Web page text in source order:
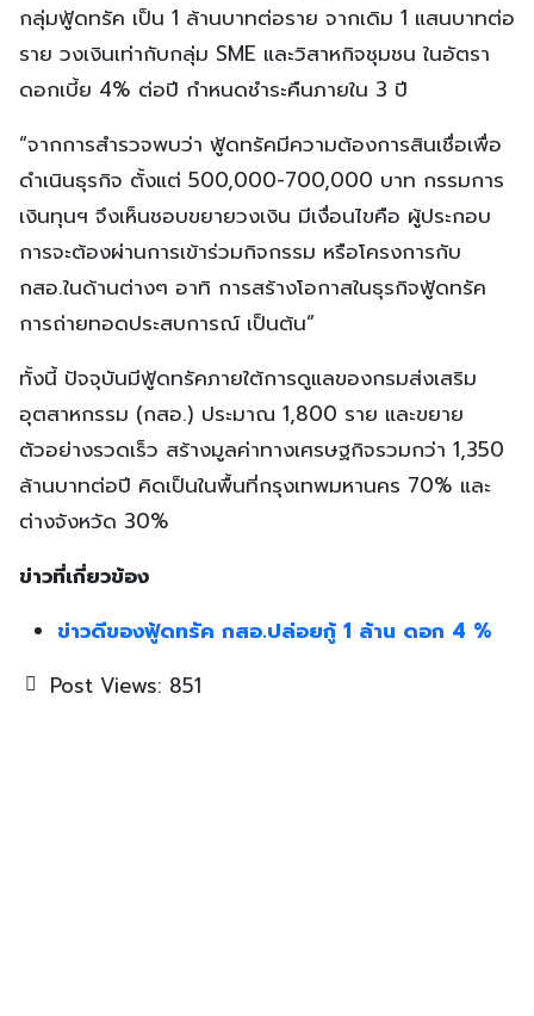
กลุ่มฟู้ดทรัค เป็น 1 ล้านบาทต่อราย จากเดิม 1 แสนบาทต่อ
ราย วงเงินเท่ากับกลุ่ม SME และวิสาหกิจชุมชน ในอัตรา
ดอกเบี้ย 4% ต่อปี กำหนดชำระคืนภายใน 3 ปี
“จากการสำรวจพบว่า ฟู้ดทรัคมีความต้องการสินเชื่อเพื่อ
ดำเนินธุรกิจ ตั้งแต่ 500,000-700,000 บาท กรรมการ
เงินทุนฯ จึงเห็นชอบขยายวงเงิน มีเงื่อนไขคือ ผู้ประกอบ
การจะต้องผ่านการเข้าร่วมกิจกรรม หรือโครงการกับ
กสอ.ในด้านต่างๆ อาทิ การสร้างโอกาสในธุรกิจฟู้ดทรัค
การถ่ายทอดประสบการณ์ เป็นต้น”
ทั้งนี้ ปัจจุบันมีฟู้ดทรัคภายใต้การดูแลของกรมส่งเสริม
อุตสาหกรรม (กสอ.) ประมาณ 1,800 ราย และขยาย
ตัวอย่างรวดเร็ว สร้างมูลค่าทางเศรษฐกิจรวมกว่า 1,350
ล้านบาทต่อปี คิดเป็นในพื้นที่กรุงเทพมหานคร 70% และ
ต่างจังหวัด 30%
ข่าวที่เกี่ยวข้อง
ข่าวดีของฟู้ดทรัค กสอ.ปล่อยกู้ 1 ล้าน ดอก 4 %
Post Views: 851